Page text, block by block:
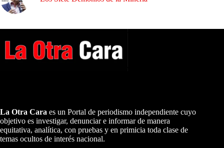
La Otra Cara es un Portal de periodismo independiente cuyo
objetivo es investigar, denunciar e informar de manera
equitativa, analítica, con pruebas y en primicia toda clase de
temas ocultos de interés nacional.